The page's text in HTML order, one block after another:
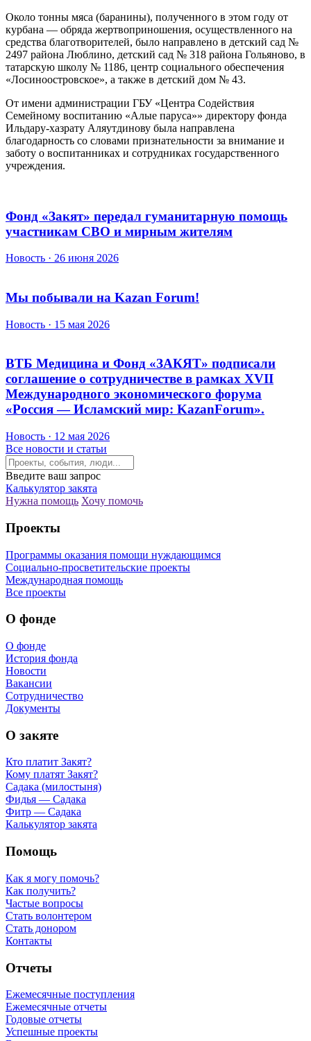
Около тонны мяса (баранины), полученного в этом году от
курбана — обряда жертвоприношения, осуществленного на
средства благотворителей, было направлено в детский сад №
2497 района Люблино, детский сад № 318 района Гольяново, в
татарскую школу № 1186, центр социального обеспечения
«Лосиноостровское», а также в детский дом № 43.
От имени администрации ГБУ «Центра Содействия
Семейному воспитанию «Алые паруса»» директору фонда
Ильдару-хазрату Аляутдинову была направлена
благодарность со словами признательности за внимание и
заботу о воспитанниках и сотрудниках государственного
учреждения.
Фонд «Закят» передал гуманитарную помощь
участникам СВО и мирным жителям
Новость · 26 июня 2026
Мы побывали на Kazan Forum!
Новость · 15 мая 2026
ВТБ Медицина и Фонд «ЗАКЯТ» подписали
соглашение о сотрудничестве в рамках XVII
Международного экономического форума
«Россия — Исламский мир: KazanForum».
Новость · 12 мая 2026
Все новости и статьи
Введите ваш запрос
Калькулятор закята
Нужна помощь Хочу помочь
Проекты
Программы оказания помощи нуждающимся
Социально-просветительские проекты
Международная помощь
Все проекты
О фонде
О фонде
История фонда
Новости
Вакансии
Сотрудничество
Документы
О закяте
Кто платит Закят?
Кому платят Закят?
Садака (милостыня)
Фидья — Садака
Фитр — Садака
Калькулятор закята
Помощь
Как я могу помочь?
Как получить?
Частые вопросы
Стать волонтером
Стать донором
Контакты
Отчеты
Ежемесячные поступления
Ежемесячные отчеты
Годовые отчеты
Успешные проекты